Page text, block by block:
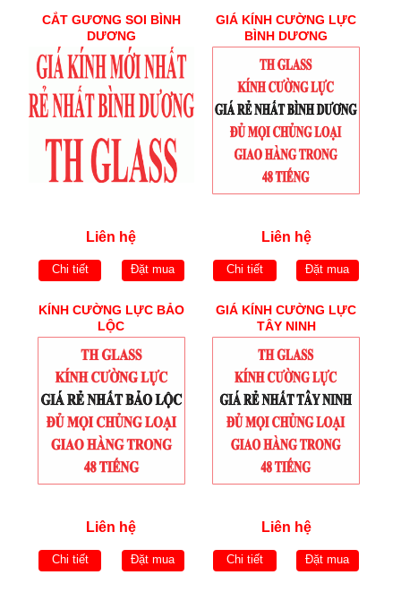
CẮT GƯƠNG SOI BÌNH
DƯƠNG
Liên hệ
Chi tiết Đặt mua
GIÁ KÍNH CƯỜNG LỰC
BÌNH DƯƠNG
Liên hệ
Chi tiết Đặt mua
KÍNH CƯỜNG LỰC BẢO
LỘC
Liên hệ
Chi tiết Đặt mua
GIÁ KÍNH CƯỜNG LỰC
TÂY NINH
Liên hệ
Chi tiết Đặt mua